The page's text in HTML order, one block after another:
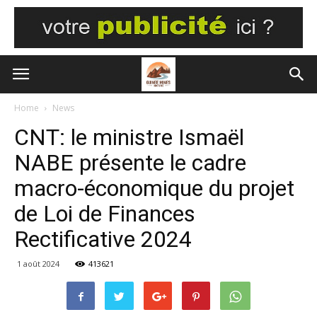
Home News
CNT: le ministre Ismaël
NABE présente le cadre
macro-économique du projet
de Loi de Finances
Rectificative 2024
1 août 2024 413621